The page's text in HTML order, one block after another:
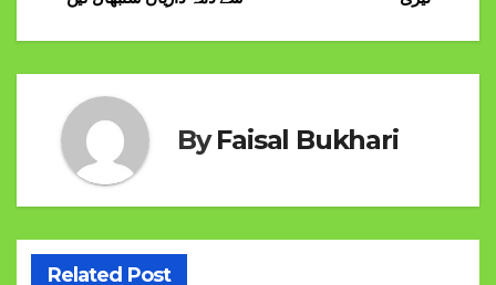
ByFaisal Bukhari
Related Post